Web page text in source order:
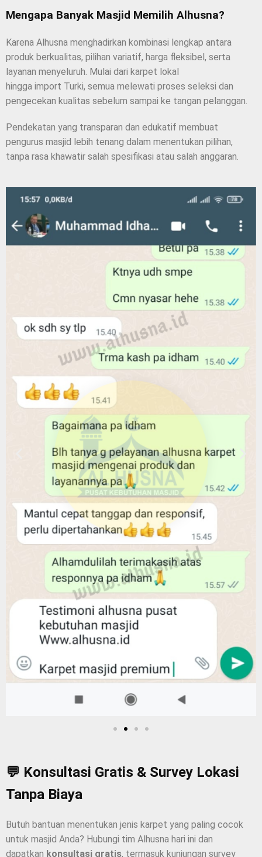
Mengapa Banyak Masjid Memilih Alhusna?
Karena Alhusna menghadirkan kombinasi lengkap antara
produk berkualitas, pilihan variatif, harga fleksibel, serta
layanan menyeluruh. Mulai dari karpet lokal
hingga import Turki, semua melewati proses seleksi dan
pengecekan kualitas sebelum sampai ke tangan pelanggan.
Pendekatan yang transparan dan edukatif membuat
pengurus masjid lebih tenang dalam menentukan pilihan,
tanpa rasa khawatir salah spesifikasi atau salah anggaran.
💬 Konsultasi Gratis & Survey Lokasi
Tanpa Biaya
Butuh bantuan menentukan jenis karpet yang paling cocok
untuk masjid Anda? Hubungi tim Alhusna hari ini dan
dapatkan konsultasi gratis, termasuk kunjungan survey